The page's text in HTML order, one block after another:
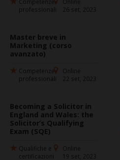
Competenze
professionali
Online
26 set, 2023
Master breve in
Marketing (corso
avanzato)
Competenze
professionali
Online
22 set, 2023
Becoming a Solicitor in
England and Wales: the
Solicitor’s Qualifying
Exam (SQE)
Qualifiche e
certificazioni
Online
19 set, 2023